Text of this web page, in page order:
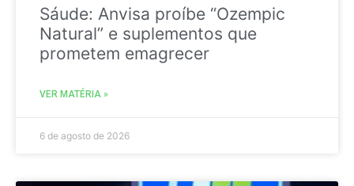
Sáude: Anvisa proíbe “Ozempic
Natural” e suplementos que
prometem emagrecer
VER MATÉRIA »
6 de agosto de 2026